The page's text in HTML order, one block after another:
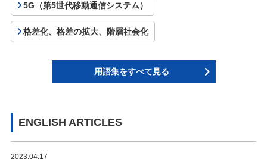
5G（第5世代移動通信システム）
格差化、格差の拡大、階層社会化
用語集をすべて見る
ENGLISH ARTICLES
2023.04.17